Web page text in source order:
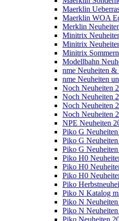
Maerklin
Maerklin WOA
Merklin
Minitrix
Minitrix
Minitrix
Modellbahn
nme Neuheiten
nme Neuheiten
Noch Neuheiten
Noch Neuheiten
Noch Neuheiten
Noch Neuheiten
NPE Neuheiten
Piko G Neuheiten
Piko G Neuheiten
Piko G Neuheiten
Piko H0
Piko H0
Piko H0
Piko
Piko N Katalog
Piko N
Piko N Neuheiten
Piko Neuheiten